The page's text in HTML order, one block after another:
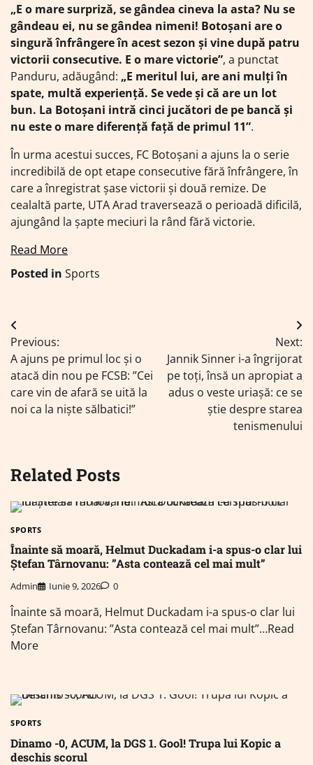
„E o mare surpriză, se gândea cineva la asta? Nu se
gândeau ei, nu se gândea nimeni! Botoșani are o
singură înfrângere în acest sezon și vine după patru
victorii consecutive. E o mare victorie”, a punctat
Panduru, adăugând: „E meritul lui, are ani mulți în
spate, multă experiență. Se vede și că are un lot
bun. La Botoșani intră cinci jucători de pe bancă și
nu este o mare diferență față de primul 11”.
În urma acestui succes, FC Botoșani a ajuns la o serie
incredibilă de opt etape consecutive fără înfrângere, în
care a înregistrat șase victorii și două remize. De
cealaltă parte, UTA Arad traversează o perioadă dificilă,
ajungând la șapte meciuri la rând fără victorie.
Read More
Posted in Sports
Navigare
în
articole
Previous:
A ajuns pe primul loc și o
atacă din nou pe FCSB: ”Cei
care vin de afară se uită la
noi ca la niște sălbatici!”
Next:
Jannik Sinner i-a îngrijorat
pe toți, însă un apropiat a
adus o veste uriașă: ce se
știe despre starea
tenismenului
Related Posts
SPORTS
Înainte să moară, Helmut Duckadam i-a spus-o clar lui
Ștefan Târnovanu: ”Asta contează cel mai mult”
Admin Iunie 9, 2026 0
Înainte să moară, Helmut Duckadam i-a spus-o clar lui
Ștefan Târnovanu: ”Asta contează cel mai mult”…Read
More
SPORTS
Dinamo -0, ACUM, la DGS 1. Gool! Trupa lui Kopic a
deschis scorul